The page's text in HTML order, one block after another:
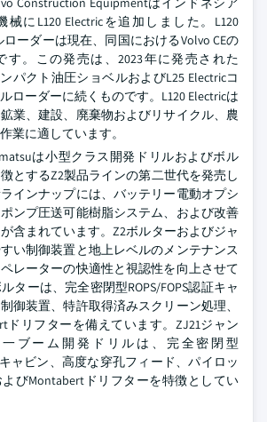
械にL120 Electricを追加しました。L120
ローダーは現在、同国におけるVolvo CEの
す。この発売は、2023年に発売された
ンパクト油圧ショベルおよびL25 Electricコ
ローダーに続くものです。L120 Electricは
業、建設、廃棄物およびリサイクル、農
業に適しています。
は小型クラス開発ドリルおよびボル
とするZ2製品ラインの第二世代を発売し
インナップには、バッテリー電動オプシ
ンプ圧送可能樹脂システム、および改善
含まれています。Z2ボルターおよびジャ
い制御装置と地上レベルのメンテナンス
レーターの快適性と視認性を向上させて
ターは、完全密閉型ROPS/FOPS認証キャ
御装置、特許取得済みスクリーン処理、
ドリフターを備えています。ZJ21ジャン
ブーム開発ドリルは、完全密閉型
キャビン、高度な穿孔フィード、パイロッ
よびMontabertドリフターを特徴としてい